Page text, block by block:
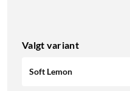
Valgt variant
Soft Lemon